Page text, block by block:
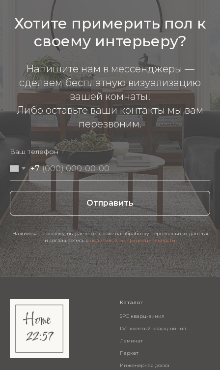
Хотите примерить пол к
своему интерьеру?
Напишите нам в мессенджеры —
сделаем бесплатную визуализацию
вашей комнаты!
Либо оставьте ваши контакты мы вам
перезвоним.
Ваш телефон
+7
Отправить
Нажимая на кнопку, вы даете согласие на обработку персональных данных
и соглашаетесь c политикой конфиденциальности
Каталог
SPC кварц-винил
LVT клеевой кварц-винил
Ламинат
Паркет
Инженерная доска